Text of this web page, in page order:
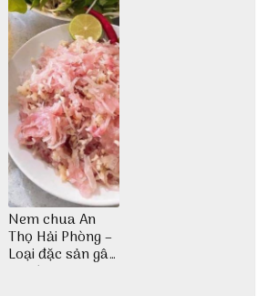
Nem chua An
Thọ Hải Phòng –
Loại đặc sản gây
nghiện